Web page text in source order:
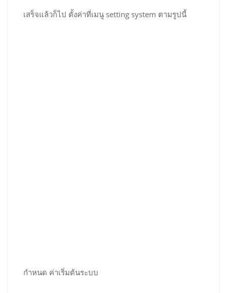
เสร็จแล้วก็ไป ตั้งค่าที่เมนู setting system ตามรูปนี้
กำหนด ค่าเริ่มต้นระบบ